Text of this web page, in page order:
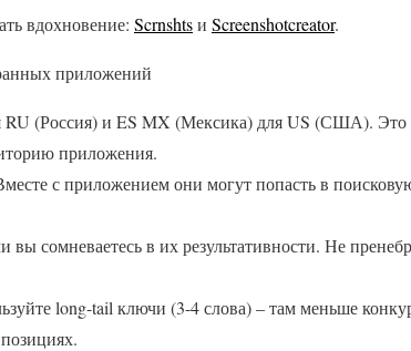
вдохновение: Scrnshtsи Screenshotcreator.
приложений
RU (Россия) и ES MX (Мексика) для US (США). Это
приложения.
с приложением они могут попасть в
сомневаетесь в их результативности. Не
long-tail ключи (3-4 слова) – там меньше